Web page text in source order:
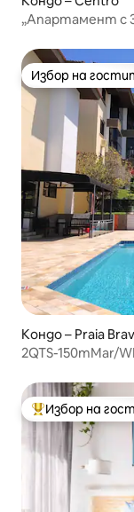
„Апартамент с 3
Избор на
Избор на
Кондо – Praia
2QTS-
Най-популярен
Избор на